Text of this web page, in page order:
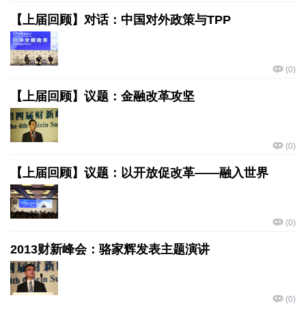
【上届回顾】对话：中国对外政策与TPP
(0)
【上届回顾】议题：金融改革攻坚
(0)
【上届回顾】议题：以开放促改革——融入世界
(0)
2013财新峰会：骆家辉发表主题演讲
(0)